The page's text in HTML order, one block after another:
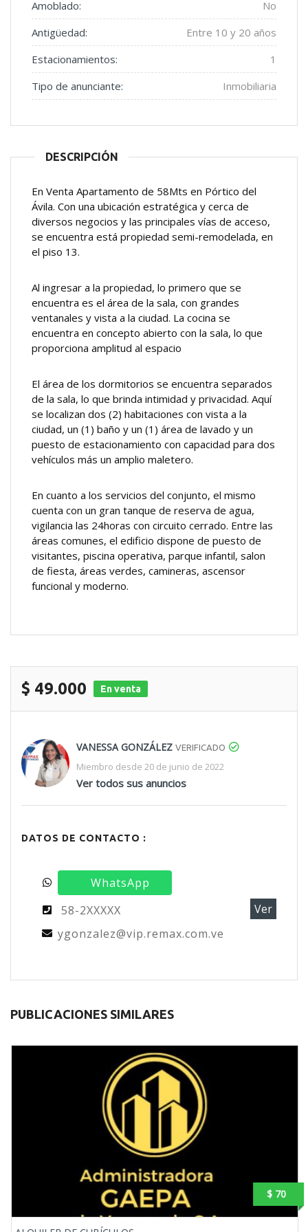
Amoblado:
No
Antigüedad:
Entre 10 y 20 años
Estacionamientos:
1
Tipo de anunciante:
Inmobiliaria
DESCRIPCIÓN
En Venta Apartamento de 58Mts en Pórtico del
Ávila. Con una ubicación estratégica y cerca de
diversos negocios y las principales vías de acceso,
se encuentra está propiedad semi-remodelada, en
el piso 13.
Al ingresar a la propiedad, lo primero que se
encuentra es el área de la sala, con grandes
ventanales y vista a la ciudad. La cocina se
encuentra en concepto abierto con la sala, lo que
proporciona amplitud al espacio
El área de los dormitorios se encuentra separados
de la sala, lo que brinda intimidad y privacidad. Aquí
se localizan dos (2) habitaciones con vista a la
ciudad, un (1) baño y un (1) área de lavado y un
puesto de estacionamiento con capacidad para dos
vehículos más un amplio maletero.
En cuanto a los servicios del conjunto, el mismo
cuenta con un gran tanque de reserva de agua,
vigilancia las 24horas con circuito cerrado. Entre las
áreas comunes, el edificio dispone de puesto de
visitantes, piscina operativa, parque infantil, salon
de fiesta, áreas verdes, camineras, ascensor
funcional y moderno.
$ 49.000 En venta
VANESSA GONZÁLEZ VERIFICADO
Miembro desde 20 de junio de 2022
Ver todos sus anuncios
DATOS DE CONTACTO :
WhatsApp
58-2XXXXX
Ver
ygonzalez@vip.remax.com.ve
PUBLICACIONES SIMILARES
$ 70